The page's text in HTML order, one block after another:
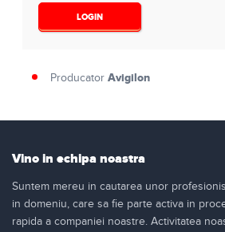
LOGIN
Producator Avigilon
Vino in echipa noastra
Suntem mereu in cautarea unor
in domeniu, care sa fie parte activa in
rapida a companiei noastre. Activitatea